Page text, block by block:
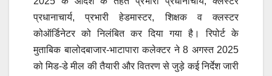
प्रधानाचार्य, प्रभारी हेडमास्टर, शिक्षक व क्लस्टर
कोऑर्डिनेटर को निलंबित कर दिया गया है। रिपोर्ट के
मुताबिक बालोदबाजार-भाटापारा कलेक्टर ने 8 अगस्त 2025
को मिड-डे मील की तैयारी और वितरण से जुड़े कई निर्देश जारी